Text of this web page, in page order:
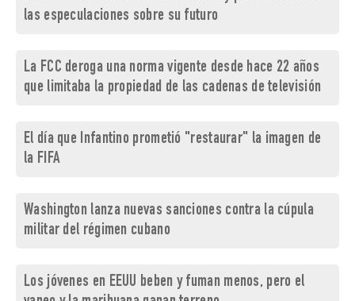
las especulaciones sobre su futuro
La FCC deroga una norma vigente desde hace 22 años
que limitaba la propiedad de las cadenas de televisión
El día que Infantino prometió "restaurar" la imagen de
la FIFA
Washington lanza nuevas sanciones contra la cúpula
militar del régimen cubano
Los jóvenes en EEUU beben y fuman menos, pero el